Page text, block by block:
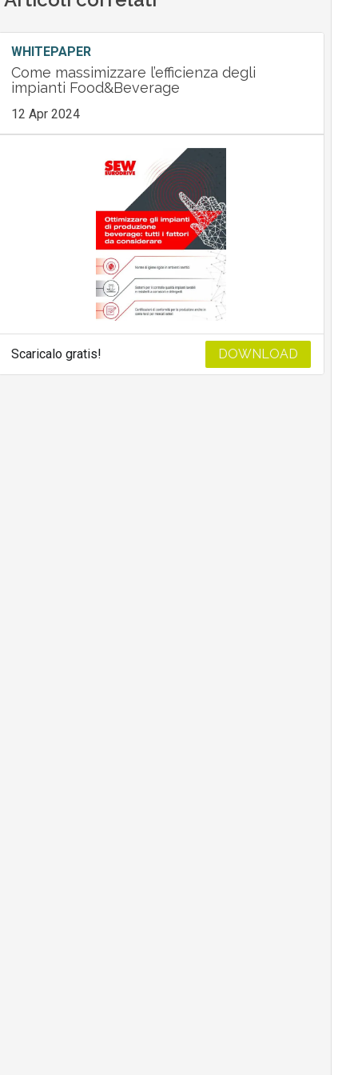
WHITEPAPER
Come massimizzare l’efficienza degli
impianti Food&Beverage
12 Apr 2024
Scaricalo gratis! DOWNLOAD